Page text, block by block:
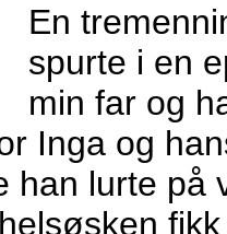
En
spurte i en
min far og
Inga og
han lurte på